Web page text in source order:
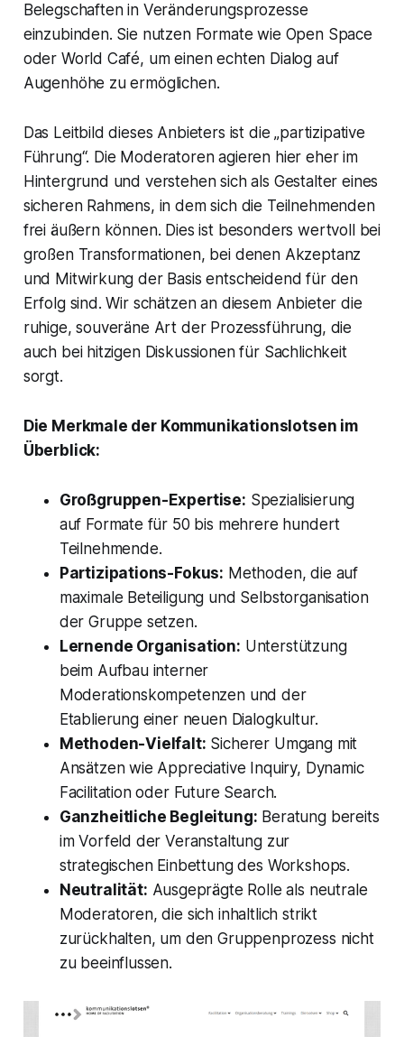
Belegschaften in Veränderungsprozesse
einzubinden. Sie nutzen Formate wie Open Space
oder World Café, um einen echten Dialog auf
Augenhöhe zu ermöglichen.
Das Leitbild dieses Anbieters ist die „partizipative
Führung“. Die Moderatoren agieren hier eher im
Hintergrund und verstehen sich als Gestalter eines
sicheren Rahmens, in dem sich die Teilnehmenden
frei äußern können. Dies ist besonders wertvoll bei
großen Transformationen, bei denen Akzeptanz
und Mitwirkung der Basis entscheidend für den
Erfolg sind. Wir schätzen an diesem Anbieter die
ruhige, souveräne Art der Prozessführung, die
auch bei hitzigen Diskussionen für Sachlichkeit
sorgt.
Die Merkmale der Kommunikationslotsen im
Überblick:
Großgruppen-Expertise: Spezialisierung
auf Formate für 50 bis mehrere hundert
Teilnehmende.
Partizipations-Fokus: Methoden, die auf
maximale Beteiligung und Selbstorganisation
der Gruppe setzen.
Lernende Organisation: Unterstützung
beim Aufbau interner
Moderationskompetenzen und der
Etablierung einer neuen Dialogkultur.
Methoden-Vielfalt: Sicherer Umgang mit
Ansätzen wie Appreciative Inquiry, Dynamic
Facilitation oder Future Search.
Ganzheitliche Begleitung: Beratung bereits
im Vorfeld der Veranstaltung zur
strategischen Einbettung des Workshops.
Neutralität: Ausgeprägte Rolle als neutrale
Moderatoren, die sich inhaltlich strikt
zurückhalten, um den Gruppenprozess nicht
zu beeinflussen.